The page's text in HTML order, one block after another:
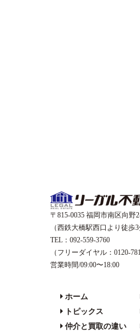
〒815-0035 福岡市南区向野
（西鉄大橋駅西口より徒歩3
TEL：092-559-3760
（フリーダイヤル：0120-
営業時間/09:00〜18:00
ホーム
トピックス
仲介と買取の違い